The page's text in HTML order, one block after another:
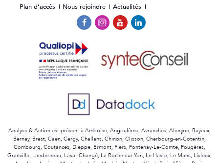
Plan d’accès
Nous rejoindre Actualités
Analyse & Action est présent à Amboise, Angoulême, Avranches, Alençon, Bayeux,
Bernay, Brest, Caen, Cergy, Challans, Chinon, Clisson, Cherbourg-en-Cotentin,
Combourg, Coutances, Dieppe, Ermont, Flers, Fontenay-Le-Comte, Fougères,
Granville, Landerneau, Laval-Changé, La Roche-sur-Yon, Le Havre, Le Mans, Lisieux,